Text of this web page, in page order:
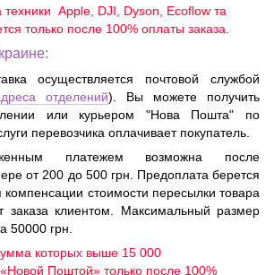
Apple, DJI, Dyson, Ecoflow та
только после 100% оплаты заказа.
осуществляется почтовой службой
отделений). Вы можете получить
или курьером "Нова Пошта" по
перевозчика оплачивает покупатель.
платежем возможна после
от 200 до 500 грн. Предоплата берется
компенсации стоимости пересылки товара
заказа клиентом. Максимальный размер
50000 грн.
которых выше 15 000
Поштой» только после 100%